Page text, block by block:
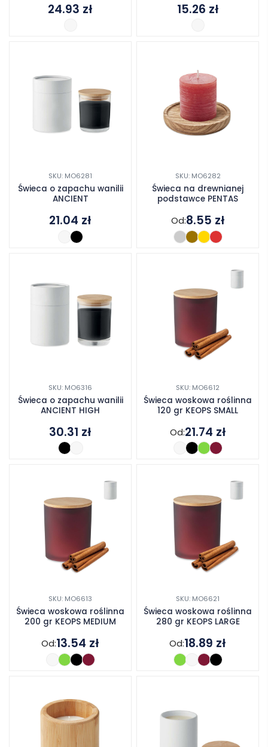
24.93 zł 15.26 zł
SKU: MO6281
Świeca o zapachu wanilii
ANCIENT
21.04 zł
SKU: MO6282
Świeca na drewnianej
podstawce PENTAS
Od:8.55 zł
SKU: MO6316
Świeca o zapachu wanilii
ANCIENT HIGH
30.31 zł
SKU: MO6612
Świeca woskowa roślinna
120 gr KEOPS SMALL
Od:21.74 zł
SKU: MO6613
Świeca woskowa roślinna
200 gr KEOPS MEDIUM
Od:13.54 zł
SKU: MO6621
Świeca woskowa roślinna
280 gr KEOPS LARGE
Od:18.89 zł